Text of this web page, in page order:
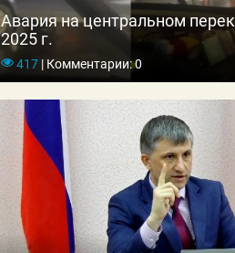
Авария на центральном
2025 г.
417 |Комментарии: 0